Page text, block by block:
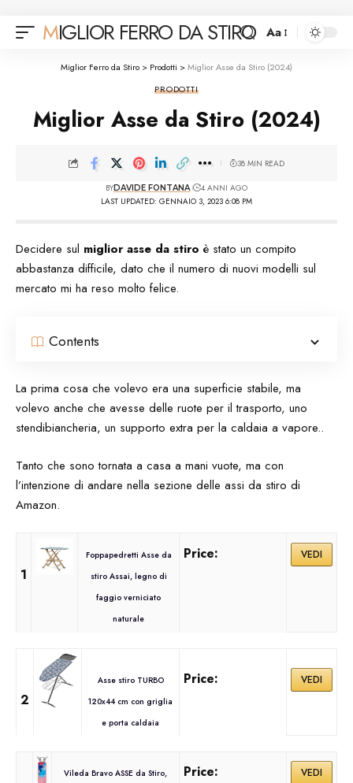
MIGLIOR FERRO DA STIRO
Font
Resizer
Aa
Miglior Ferro da Stiro > Prodotti >Miglior Asse da Stiro (2024)
PRODOTTI
Miglior Asse da Stiro (2024)
LAST UPDATED: GENNAIO 3, 2023 6:08 PM
BYDAVIDE FONTANA 4 ANNI AGO
38 MIN READ
Decidere sul miglior asse da stiro è stato un compito
abbastanza difficile, dato che il numero di nuovi modelli sul
mercato mi ha reso molto felice.
Contents
La prima cosa che volevo era una superficie stabile, ma
volevo anche che avesse delle ruote per il trasporto, uno
stendibiancheria, un supporto extra per la caldaia a vapore..
Tanto che sono tornata a casa a mani vuote, ma con
l’intenzione di andare nella sezione delle assi da stiro di
Amazon.
1
Foppapedretti Asse da
stiro Assai, legno di
faggio verniciato
naturale
VEDI
2
Asse stiro TURBO
120x44 cm con griglia
e porta caldaia
VEDI
Vileda Bravo ASSE da Stiro,
VEDI